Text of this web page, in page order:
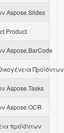
Aspose.Slides
Product
Aspose.BarCode
Προϊόντων
Aspose.Tasks
Aspose.OCR
προϊόντων